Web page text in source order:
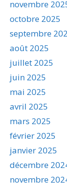
novembre
octobre 2025
septembre
août 2025
juillet 2025
juin 2025
mai 2025
avril 2025
mars 2025
février 2025
janvier 2025
décembre
novembre